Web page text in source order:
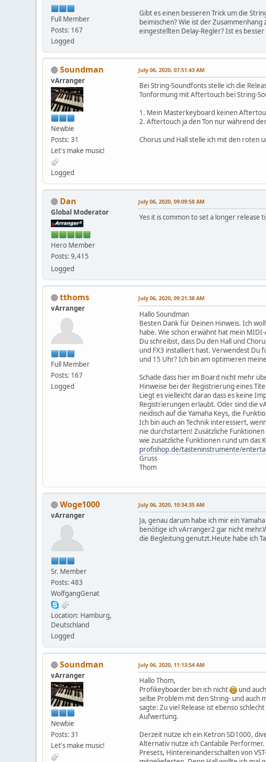
Full Member
Posts: 167
Logged
Gibt es einen besseren Trick um die
beimischen? Wie ist der
eingestellten Delay-Regler? Ist es
Soundman
vArranger
Newbie
Posts: 31
Let's make music!
Logged
July 06, 2020, 07:51:43 AM
Bei String-Soundfonts stelle ich die
Tonformung mit Aftertouch bei String-
1. Mein Masterkeyboard keinen
2. Aftertouch ja den Ton nur während
Chorus und Hall stelle ich mit den roten
Dan
Global Moderator
Hero Member
Posts: 9,415
Logged
July 06, 2020, 09:09:58 AM
Yes it is common to set a longer release
tthoms
vArranger
Full Member
Posts: 167
Logged
July 06, 2020, 09:21:38 AM
Hallo Soundman
Besten Dank für Deinen Hinweis. Ich
habe. Wie schon erwähnt hat mein
Du schreibst, dass Du den Hall und
und FX3 installiert hast. Verwendest Du
und 15 Uhr? Ich bin am optimieren
Schade dass hier im Board nicht mehr
Hinweise bei der Registrierung eines
Liegt es vielleicht daran dass es keine
Registrierungen erlaubt. Oder sind die
neidisch auf die Yamaha Keys, die
Ich bin auch an Technik interessiert,
nie durchstarten! Zusätzliche
wie zusätzliche Funktionen rund um das
profishop.de/tasteninstrumente/
Gruss
Thom
Woge1000
vArranger
Sr. Member
Posts: 483
WolfgangGenat
Location: Hamburg,
Deutschland
Logged
July 06, 2020, 10:34:35 AM
Ja, genau darum habe ich mir ein
benötige ich vArranger2 gar nicht
die Begleitung genutzt.Heute habe ich
Soundman
vArranger
Newbie
Posts: 31
Let's make music!
July 06, 2020, 11:13:54 AM
Hallo Thom,
Profikeyboarder bin ich nicht
und
selbe Problem mit den String- und auch
sagte: Zu viel Release ist ebenso
Aufwertung.
Derzeit nutze ich ein Ketron SD1000,
Alternativ nutze ich Cantabile
Presets, Hintereinanderschalten von